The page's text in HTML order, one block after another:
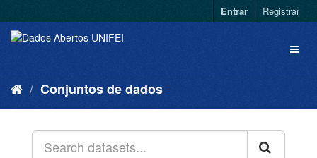
Entrar Registrar
Conjuntos de dados